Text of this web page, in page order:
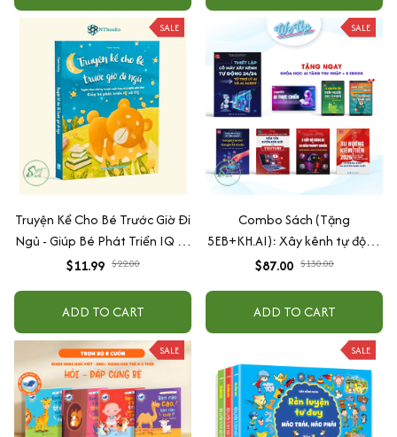
SALE
Truyện Kể Cho Bé Trước Giờ Đi
Ngủ - Giúp Bé Phát Triển IQ Và
EQ
$11.99 $22.00
ADD TO CART
SALE
Combo Sách (Tặng
5EB+KH.AI): Xây kênh tự động
AI Agent + AI siêu mạnh + 3
+ Xu hướng
$87.00 $130.00
ADD TO CART
SALE SALE